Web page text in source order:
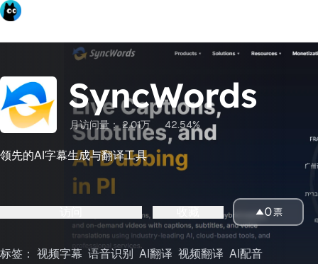
SyncWords
月访问量： 2.01万 42.54%
领先的AI字幕生成与翻译工具
0票
标签： 视频字幕 语音识别 AI翻译 视频翻译 AI配音